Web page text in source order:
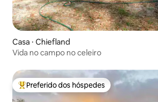
Casa ⋅ Chiefland
Vida no campo no celeiro
Entre os melhores preferidos dos hóspedes
Preferido dos hóspedes